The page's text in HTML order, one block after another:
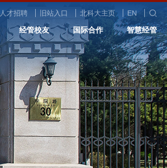
人才招聘 旧站入口 北科大主页 EN
经管校友 国际合作 智慧经管